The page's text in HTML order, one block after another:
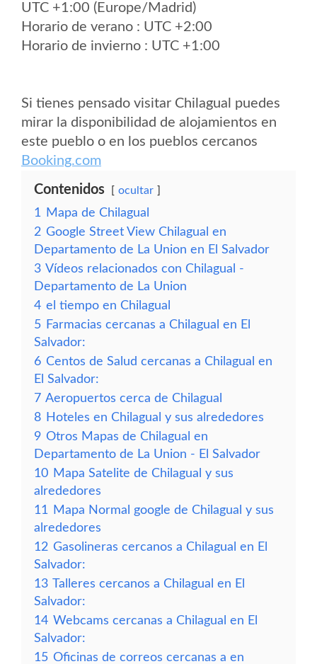
UTC +1:00 (Europe/Madrid)
Horario de verano : UTC +2:00
Horario de invierno : UTC +1:00
Si tienes pensado visitar Chilagual puedes
mirar la disponibilidad de alojamientos en
este pueblo o en los pueblos cercanos
Booking.com
Contenidos ocultar
1
Mapa de Chilagual
2 Google Street View Chilagual en
Departamento de La Union en El Salvador
3 Vídeos relacionados con Chilagual -
Departamento de La Union
4 el tiempo en Chilagual
5 Farmacias cercanas a Chilagual en El
Salvador:
6 Centos de Salud cercanas a Chilagual en
El Salvador:
7 Aeropuertos cerca de Chilagual
8 Hoteles en Chilagual y sus alrededores
9 Otros Mapas de Chilagual en
Departamento de La Union - El Salvador
10 Mapa Satelite de Chilagual y sus
alrededores
11
Mapa Normal google de Chilagual y sus
alrededores
12 Gasolineras cercanos a Chilagual en El
Salvador:
13 Talleres cercanos a Chilagual en El
Salvador:
14 Webcams cercanas a Chilagual en El
Salvador:
15 Oficinas de correos cercanas a en